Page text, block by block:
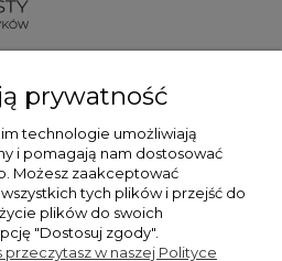
i dostawa
prywatność
technologie umożliwiają
i pomagają nam dostosować
Możesz zaakceptować
tych plików i przejść do
plików do swoich
"Dostosuj zgody".
w naszej Polityce